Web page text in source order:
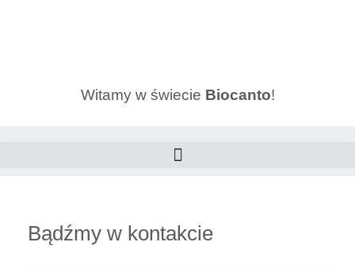
Witamy w świecie Biocanto!
Bądźmy w kontakcie